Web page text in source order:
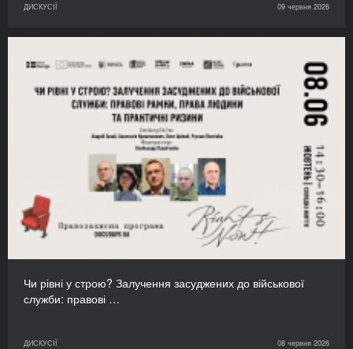
ДИСКУСІЇ 09 червня 2026
Чи рівні у строю? Залучення засуджених до військової
служби: правові …
ДИСКУСІЇ 08 червня 2026